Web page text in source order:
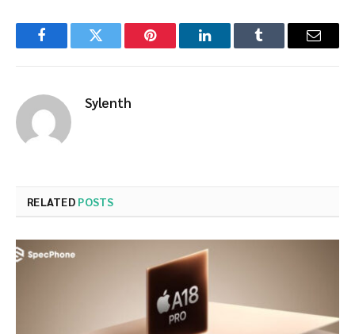
FacebookTwitter Pinterest LinkedInTumblr Email
Sylenth
RELATED POSTS